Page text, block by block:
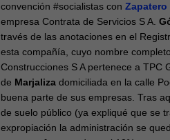
convención #socialistas con Zapatero
empresa Contrata de Servicios S A.
través de las anotaciones en el
esta compañía, cuyo nombre
Construcciones S A pertenece a TPC
de Marjaliza domiciliada en la calle
buena parte de sus empresas. Tras
de suelo público (ya expliqué que se
expropiación la administración se